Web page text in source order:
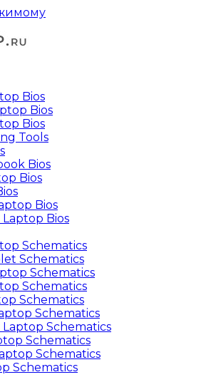
Bios
Bios
Bios
Tools
Bios
Bios
Bios
Bios
Schematics
Schematics
Schematics
Schematics
Schematics
Schematics
Schematics
Schematics
Schematics
Schematics